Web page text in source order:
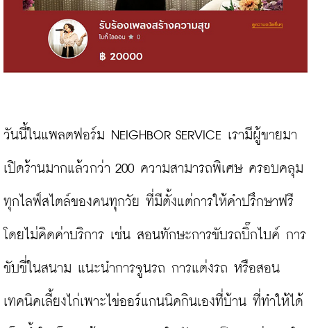
วันนี้ในแพลตฟอร์ม NEIGHBOR SERVICE เรามีผู้ขายมา
เปิดร้านมากแล้วกว่า 200 ความสามารถพิเศษ ครอบคลุม
ทุกไลฟ์สไตล์ของคนทุกวัย ที่มีตั้งแต่การให้คำปรึกษาฟรี
โดยไม่คิดค่าบริการ เช่น สอนทักษะการขับรถบิ๊กไบค์ การ
ขับขี่ในสนาม แนะนำการจูนรถ การแต่งรถ หรือสอน
เทคนิคเลี้ยงไก่เพาะไข่ออร์แกนนิคกินเองที่บ้าน ที่ทำให้ได้